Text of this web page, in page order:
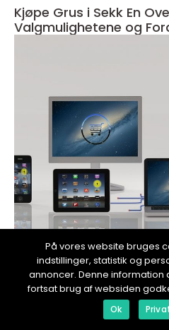
Kjøpe Grus i Sekk En Oversikt over
Valgmulighetene og
redaktionel
17. January 2024
Hvor kan man kjøpe
Kvalitetsdrikker
På vores website bruges
indstillinger, statistik og
annoncer. Denne
fortsat brug af websiden
Ok